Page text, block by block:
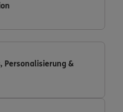
Personalisierung &